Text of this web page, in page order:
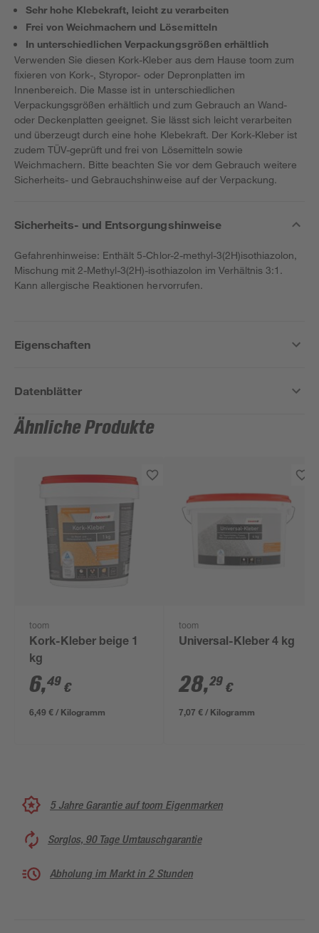
Sehr hohe Klebekraft, leicht zu verarbeiten
Frei von Weichmachern und Lösemitteln
In unterschiedlichen Verpackungsgrößen erhältlich
Verwenden Sie diesen Kork-Kleber aus dem Hause toom zum
fixieren von Kork-, Styropor- oder Depronplatten im
Innenbereich. Die Masse ist in unterschiedlichen
Verpackungsgrößen erhältlich und zum Gebrauch an Wand-
oder Deckenplatten geeignet. Sie lässt sich leicht verarbeiten
und überzeugt durch eine hohe Klebekraft. Der Kork-Kleber ist
zudem TÜV-geprüft und frei von Lösemitteln sowie
Weichmachern. Bitte beachten Sie vor dem Gebrauch weitere
Sicherheits- und Gebrauchshinweise auf der Verpackung.
Sicherheits- und Entsorgungshinweise
Gefahrenhinweise: Enthält 5-Chlor-2-methyl-3(2H)isothiazolon,
Mischung mit 2-Methyl-3(2H)-isothiazolon im Verhältnis 3:1.
Kann allergische Reaktionen hervorrufen.
Eigenschaften
Datenblätter
Ähnliche Produkte
toom
Kork-Kleber beige 1
kg
6,49 €
6,49 € / Kilogramm
toom
Universal-Kleber 4 kg
28,29 €
7,07 € / Kilogramm
5 Jahre Garantie auf toom Eigenmarken
Sorglos, 90 Tage Umtauschgarantie
Abholung im Markt in 2 Stunden